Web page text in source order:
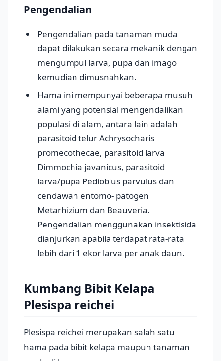
Pengendalian
Pengendalian pada tanaman muda
dapat dilakukan secara mekanik dengan
mengumpul larva, pupa dan imago
kemudian dimusnahkan.
Hama ini mempunyai beberapa musuh
alami yang potensial mengendalikan
populasi di alam, antara lain adalah
parasitoid telur Achrysocharis
promecothecae, parasitoid larva
Dimmochia javanicus, parasitoid
larva/pupa Pediobius parvulus dan
cendawan entomo- patogen
Metarhizium dan Beauveria.
Pengendalian menggunakan insektisida
dianjurkan apabila terdapat rata-rata
lebih dari 1 ekor larva per anak daun.
Kumbang Bibit Kelapa
Plesispa reichei
Plesispa reichei merupakan salah satu
hama pada bibit kelapa maupun tanaman